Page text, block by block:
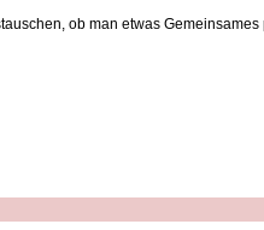
ob man etwas